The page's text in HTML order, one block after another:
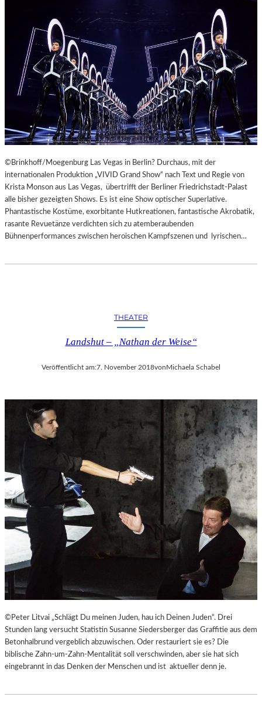
©Brinkhoff/Moegenburg Las Vegas in Berlin? Durchaus, mit der
internationalen Produktion „VIVID Grand Show“ nach Text und Regie von
Krista Monson aus Las Vegas, übertrifft der Berliner Friedrichstadt-Palast
alle bisher gezeigten Shows. Es ist eine Show optischer Superlative.
Phantastische Kostüme, exorbitante Hutkreationen, fantastische Akrobatik,
rasante Revuetänze verdichten sich zu atemberaubenden
Bühnenperformances zwischen heroischen Kampfszenen und lyrischen…
THEATER
Landshut – „Nathan der Weise“
Veröffentlicht am:7. November 2018von Michaela Schabel
©Peter Litvai „Schlägt Du meinen Juden, hau ich Deinen Juden“. Drei
Stunden lang versucht Statistin Susanne Siedersberger das Graffitie aus dem
Betonhalbrund vergeblich abzuwischen. Oder restauriert sie es? Die
biblische Zahn-um-Zahn-Mentalität soll verschwinden, aber sie hat sich
eingebrannt in das Denken der Menschen und ist aktueller denn je.